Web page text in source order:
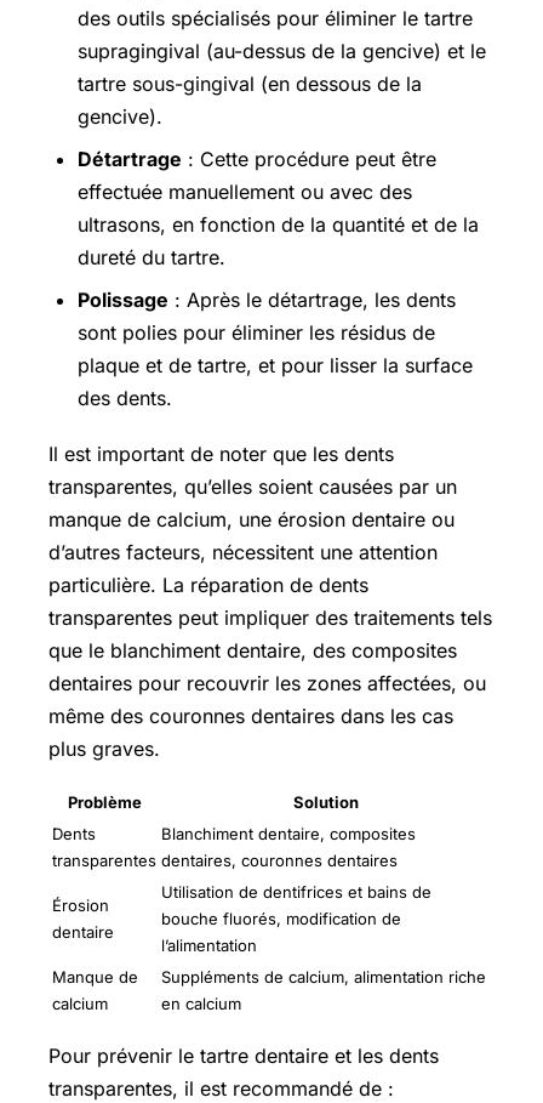
des outils spécialisés pour éliminer le tartre
supragingival (au-dessus de la gencive) et le
tartre sous-gingival (en dessous de la
gencive).
Détartrage : Cette procédure peut être
effectuée manuellement ou avec des
ultrasons, en fonction de la quantité et de la
dureté du tartre.
Polissage : Après le détartrage, les dents
sont polies pour éliminer les résidus de
plaque et de tartre, et pour lisser la surface
des dents.
Il est important de noter que les dents
transparentes, qu’elles soient causées par un
manque de calcium, une érosion dentaire ou
d’autres facteurs, nécessitent une attention
particulière. La réparation de dents
transparentes peut impliquer des traitements tels
que le blanchiment dentaire, des composites
dentaires pour recouvrir les zones affectées, ou
même des couronnes dentaires dans les cas
plus graves.
Problème
Solution
Dents
transparentes
Blanchiment dentaire, composites
dentaires, couronnes dentaires
Érosion
dentaire
Utilisation de dentifrices et bains de
bouche fluorés, modification de
l’alimentation
Manque de
calcium
Suppléments de calcium, alimentation riche
en calcium
Pour prévenir le tartre dentaire et les dents
transparentes, il est recommandé de :